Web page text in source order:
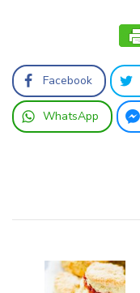
Facebook
WhatsApp